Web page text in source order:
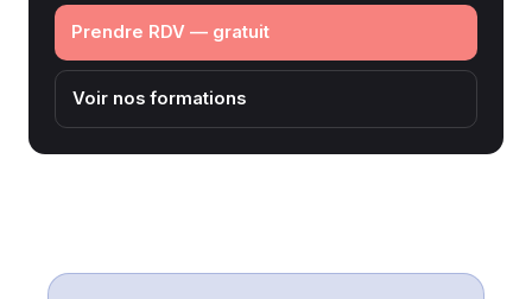
Prendre RDV — gratuit
Voir nos formations